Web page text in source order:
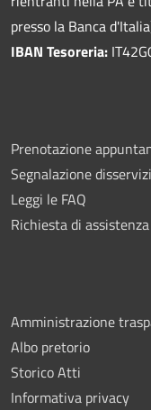
presso la Banca
IBAN Tesoreria:
Prenotazione
Segnalazione
Leggi le FAQ
Richiesta di assistenza
Amministrazione
Albo pretorio
Storico Atti
Informativa privacy